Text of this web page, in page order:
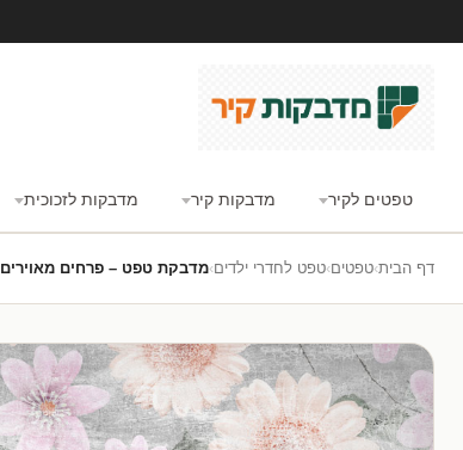
טפטים לקיר מדבקות קיר מדבקות לזכוכית
דף הבית›טפטים›טפט לחדרי ילדים›מדבקת טפט – פרחים מאוירים